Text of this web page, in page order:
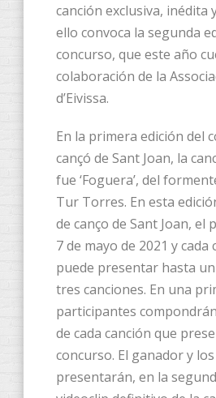
canción exclusiva, inédita
ello convoca la segunda
concurso, que este año
colaboración de la
d’Eivissa.
En la primera edición del
cançó de Sant Joan, la
fue ‘Foguera’, del
Tur Torres. En esta
de canço de Sant Joan, el
7 de mayo de 2021 y
puede presentar hasta
tres canciones. En una
participantes
de cada canción que
concurso. El ganador y
presentarán, en la